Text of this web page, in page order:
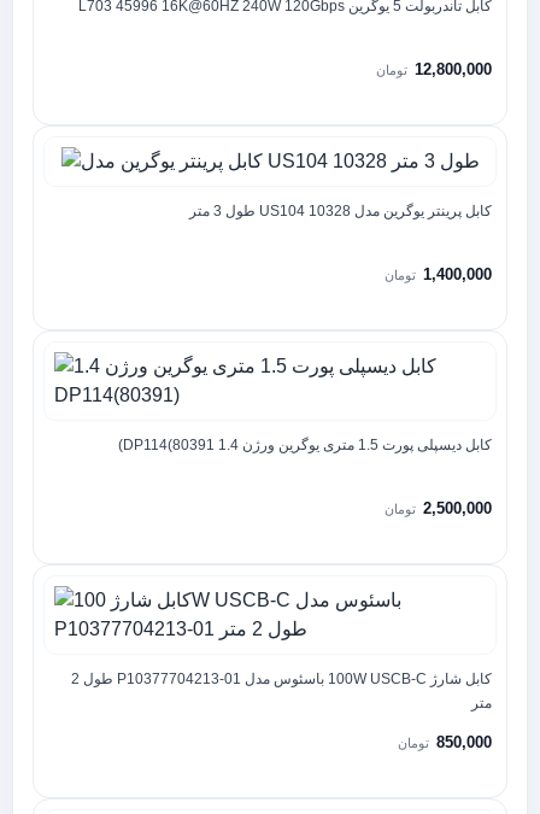
کابل تاندربولت 5 یوگرین L703 45996 16K@60HZ 240W 120Gbps
12,800,000 تومان
کابل پرینتر یوگرین مدل US104 10328 طول 3 متر
1,400,000 تومان
کابل دیسپلی پورت 1.5 متری یوگرین ورژن 1.4 DP114(80391)
2,500,000 تومان
کابل شارژ 100W USCB-C باسئوس مدل P10377704213-01 طول 2
متر
850,000 تومان